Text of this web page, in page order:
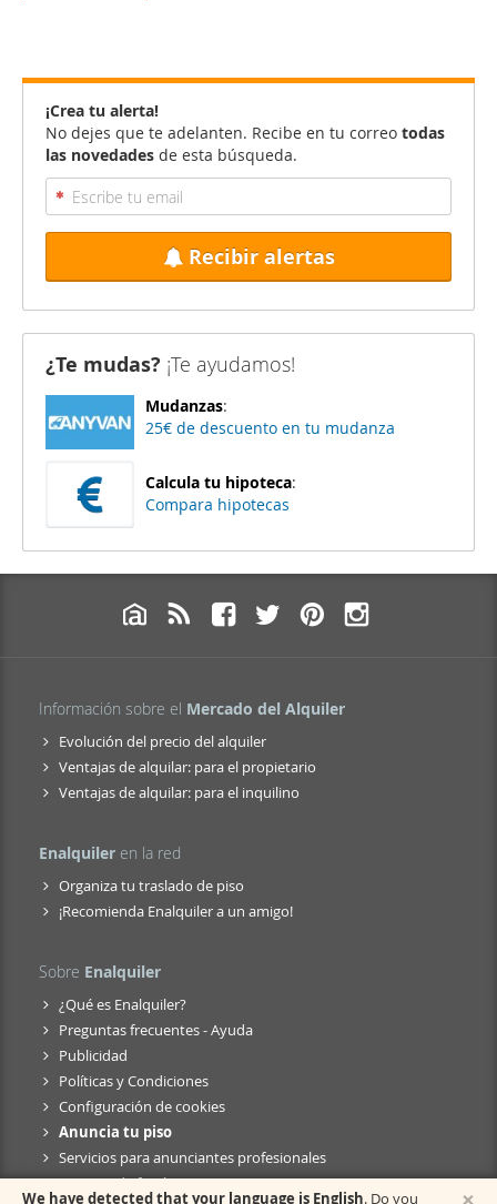
¡Crea tu alerta!
No dejes que te adelanten. Recibe en tu correo todas
las novedades de esta búsqueda.
Recibir alertas
¿Te mudas? ¡Te ayudamos!
Mudanzas:
25€ de descuento en tu mudanza
Calcula tu hipoteca:
Compara hipotecas
Información sobre el Mercado del Alquiler
Evolución del precio del alquiler
Ventajas de alquilar: para el propietario
Ventajas de alquilar: para el inquilino
Enalquiler en la red
Organiza tu traslado de piso
¡Recomienda Enalquiler a un amigo!
Sobre Enalquiler
¿Qué es Enalquiler?
Preguntas frecuentes - Ayuda
Publicidad
Políticas y Condiciones
Configuración de cookies
Anuncia tu piso
Servicios para anunciantes profesionales
Anuncio de fusión
We have detected that your language is English. Do you